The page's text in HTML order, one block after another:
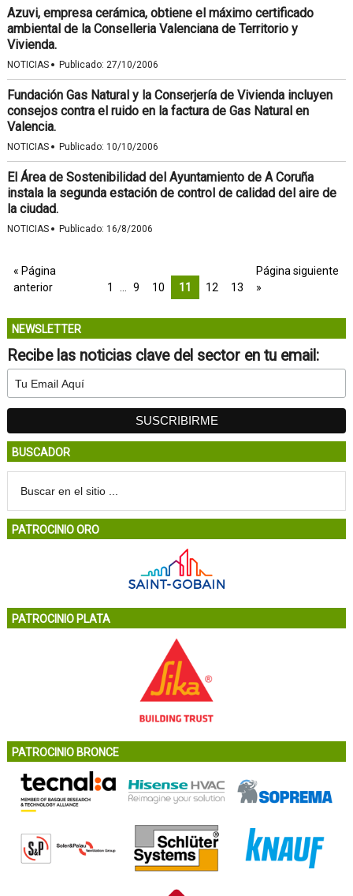
Azuvi, empresa cerámica, obtiene el máximo certificado
ambiental de la Conselleria Valenciana de Territorio y
Vivienda.
NOTICIAS · Publicado: 27/10/2006
Fundación Gas Natural y la Conserjería de Vivienda incluyen
consejos contra el ruido en la factura de Gas Natural en
Valencia.
NOTICIAS · Publicado: 10/10/2006
El Área de Sostenibilidad del Ayuntamiento de A Coruña
instala la segunda estación de control de calidad del aire de
la ciudad.
NOTICIAS · Publicado: 16/8/2006
« Página
anterior
1 9 10 11 12 13
Página siguiente
»
NEWSLETTER
Recibe las noticias clave del sector en tu email:
BUSCADOR
PATROCINIO ORO
PATROCINIO PLATA
PATROCINIO BRONCE